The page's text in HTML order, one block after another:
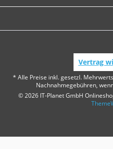
Vertrag
* Alle Preise inkl. gesetzl.
Nachnahmegebühren,
© 2026 IT-Planet GmbH